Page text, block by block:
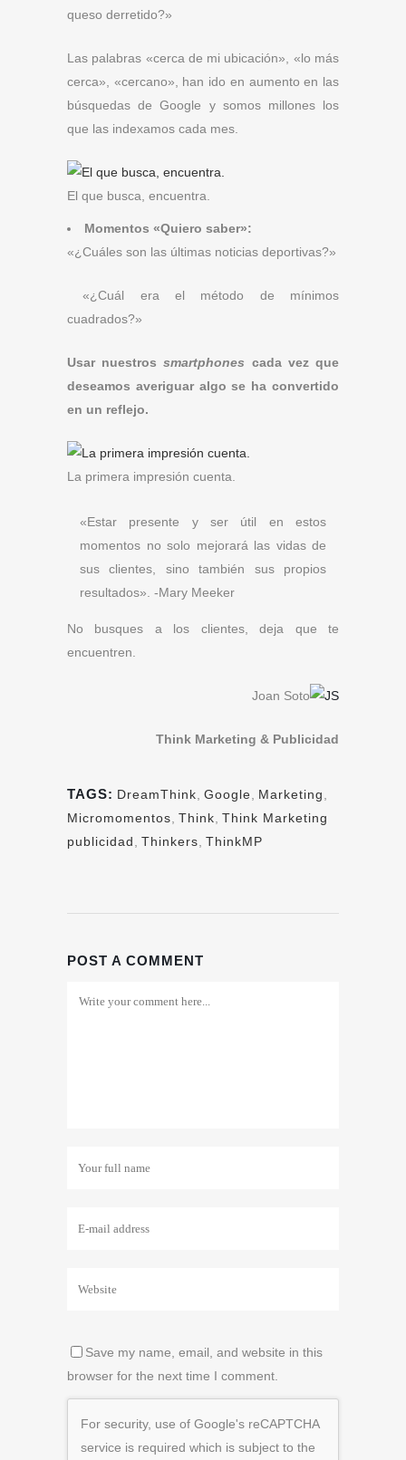
queso derretido?»
Las palabras «cerca de mi ubicación», «lo más
cerca», «cercano», han ido en aumento en las
búsquedas de Google y somos millones los
que las indexamos cada mes.
El que busca, encuentra.
Momentos «Quiero saber»:
«¿Cuáles son las últimas noticias deportivas?»
«¿Cuál era el método de mínimos
cuadrados?»
Usar nuestrossmartphones cada vez que
deseamos averiguar algo se ha convertido
en un reflejo.
La primera impresión cuenta.
«Estar presente y ser útil en estos
momentos no solo mejorará las vidas de
sus clientes, sino también sus propios
resultados». -Mary Meeker
No busques a los clientes, deja que te
encuentren.
Joan Soto
Think Marketing & Publicidad
TAGS: DreamThink Google Marketing
Micromomentos Think Think Marketing
publicidad
Thinkers ThinkMP
POST A COMMENT
Save my name, email, and website in this
browser for the next time I comment.
For security, use of Google's reCAPTCHA
service is required which is subject to the